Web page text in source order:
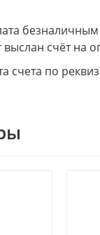
счёт на
счета по